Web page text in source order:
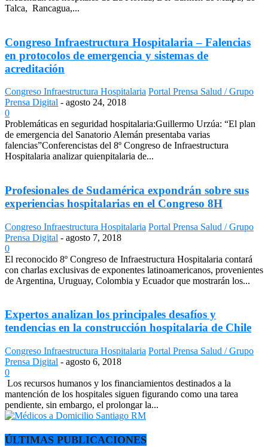
Talca, Rancagua,...
Congreso Infraestructura Hospitalaria – Falencias
en protocolos de emergencia y sistemas de
acreditación
Congreso Infraestructura Hospitalaria Portal Prensa Salud / Grupo
Prensa Digital - agosto 24, 2018
0
Problemáticas en seguridad hospitalaria:Guillermo Urzúa: “El plan
de emergencia del Sanatorio Alemán presentaba varias
falencias”Conferencistas del 8º Congreso de Infraestructura
Hospitalaria analizar quienpitalaria de...
Profesionales de Sudamérica expondrán sobre sus
experiencias hospitalarias en el Congreso 8H
Congreso Infraestructura Hospitalaria Portal Prensa Salud / Grupo
Prensa Digital - agosto 7, 2018
0
El reconocido 8º Congreso de Infraestructura Hospitalaria contará
con charlas exclusivas de exponentes latinoamericanos, provenientes
de Argentina, Uruguay, Colombia y Ecuador que mostrarán los...
Expertos analizan los principales desafíos y
tendencias en la construcción hospitalaria de Chile
Congreso Infraestructura Hospitalaria Portal Prensa Salud / Grupo
Prensa Digital - agosto 6, 2018
0
Los recursos humanos y los financiamientos destinados a la
mantención de los hospitales siguen figurando como una tarea
pendiente, sin embargo, el prolongar la...
ÚLTIMAS PUBLICACIONES